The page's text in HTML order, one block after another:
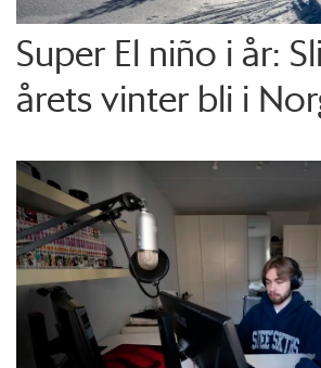
Super El niño i år:
årets vinter bli i